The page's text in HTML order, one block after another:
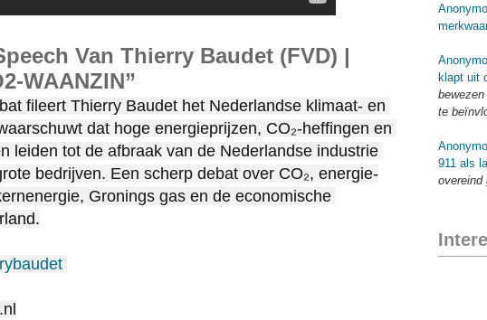
Van Thierry Baudet (FVD) |
WAANZIN”
fileert Thierry Baudet het Nederlandse klimaat- en
dat hoge energieprijzen, CO₂-heffingen en
leiden tot de afbraak van de Nederlandse industrie
bedrijven. Een scherp debat over CO₂, energie-
Gronings gas en de economische
klapt uit
te
911 als
overeind